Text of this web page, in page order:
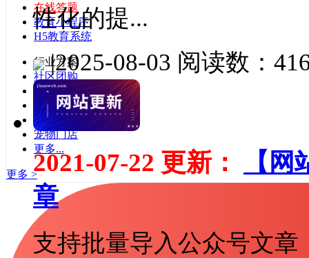
在线答题
教育小程序
H5教育系统
行业方案
社区团购
当面付
日用百货
美妆行业
宠物门店
更多...
更多 >
性化的提...
|2025-08-03 阅读数：
2021-07-22 更新：
【
章
支持批量导入公众号文